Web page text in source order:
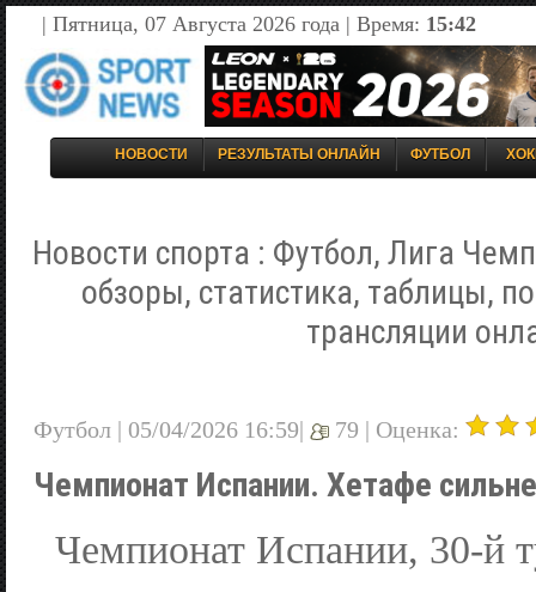
| Пятница, 07 Августа 2026 года | Время: 15:42
НОВОСТИ РЕЗУЛЬТАТЫ ОНЛАЙН ФУТБОЛ
Новости спорта : Футбол, Лига
обзоры, статистика, таблицы,
трансляции
Футбол | 05/04/2026 16:59| 79 | Оценка:
Чемпионат Испании. Хетафе
Чемпионат Испании, 30-й